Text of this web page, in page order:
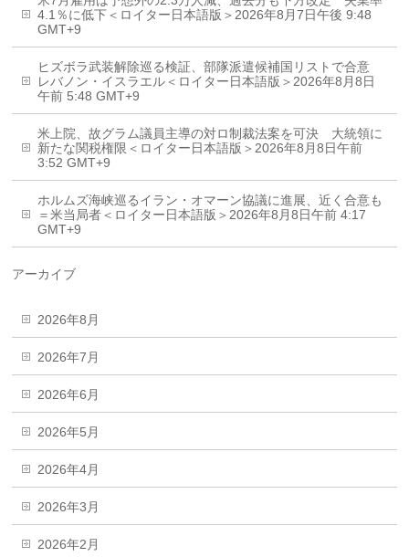
4.1％に低下＜ロイター日本語版＞2026年8月7日午後 9:48
GMT+9
ヒズボラ武装解除巡る検証、部隊派遣候補国リストで合意
レバノン・イスラエル＜ロイター日本語版＞2026年8月8日
午前 5:48 GMT+9
米上院、故グラム議員主導の対ロ制裁法案を可決 大統領に
新たな関税権限＜ロイター日本語版＞2026年8月8日午前
3:52 GMT+9
ホルムズ海峡巡るイラン・オマーン協議に進展、近く合意も
＝米当局者＜ロイター日本語版＞2026年8月8日午前 4:17
GMT+9
アーカイブ
2026年8月
2026年7月
2026年6月
2026年5月
2026年4月
2026年3月
2026年2月